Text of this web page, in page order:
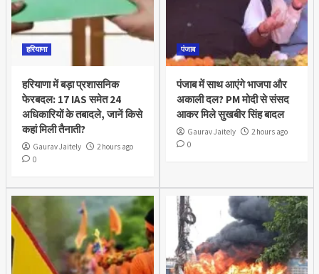
हरियाणा
हरियाणा में बड़ा प्रशासनिक
फेरबदल: 17 IAS समेत 24
अधिकारियों के तबादले, जानें किसे
कहां मिली तैनाती?
Gaurav Jaitely
2 hours ago
0
पंजाब
पंजाब में साथ आएंगे भाजपा और
अकाली दल? PM मोदी से संसद
आकर मिले सुखबीर सिंह बादल
Gaurav Jaitely
2 hours ago
0